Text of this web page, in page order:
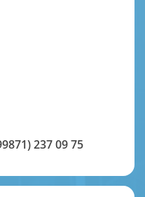
237 09 75